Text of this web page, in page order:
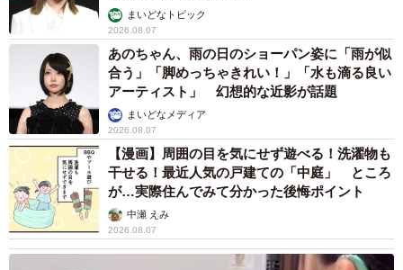
まいどなトピック
2026.08.07
あのちゃん、雨の日のショーパン姿に「雨が似
合う」「脚めっちゃきれい！」「水も滴る良い
アーティスト」 幻想的な近影が話題
まいどなメディア
2026.08.07
【漫画】周囲の目を気にせず遊べる！洗濯物も
干せる！最近人気の戸建ての「中庭」 ところ
が…実際住んでみて分かった後悔ポイント
中瀬 えみ
2026.08.07